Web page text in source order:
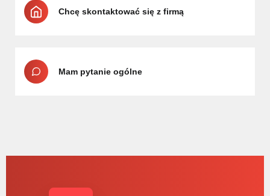
Chcę skontaktować się z firmą
Mam pytanie ogólne